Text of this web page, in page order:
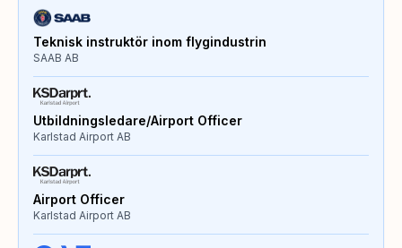
Teknisk instruktör inom flygindustrin
SAAB AB
Utbildningsledare/Airport Officer
Karlstad Airport AB
Airport Officer
Karlstad Airport AB